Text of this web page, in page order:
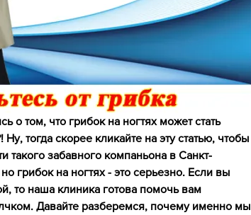
о том, что грибок на ногтях может стать
тогда скорее кликайте на эту статью, чтобы
такого забавного компаньона в Санкт-
грибок на ногтях - это серьезно. Если вы
то наша клиника готова помочь вам
Давайте разберемся, почему именно мы